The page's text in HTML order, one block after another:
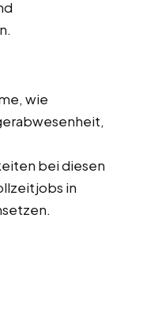
wie
bei diesen
in